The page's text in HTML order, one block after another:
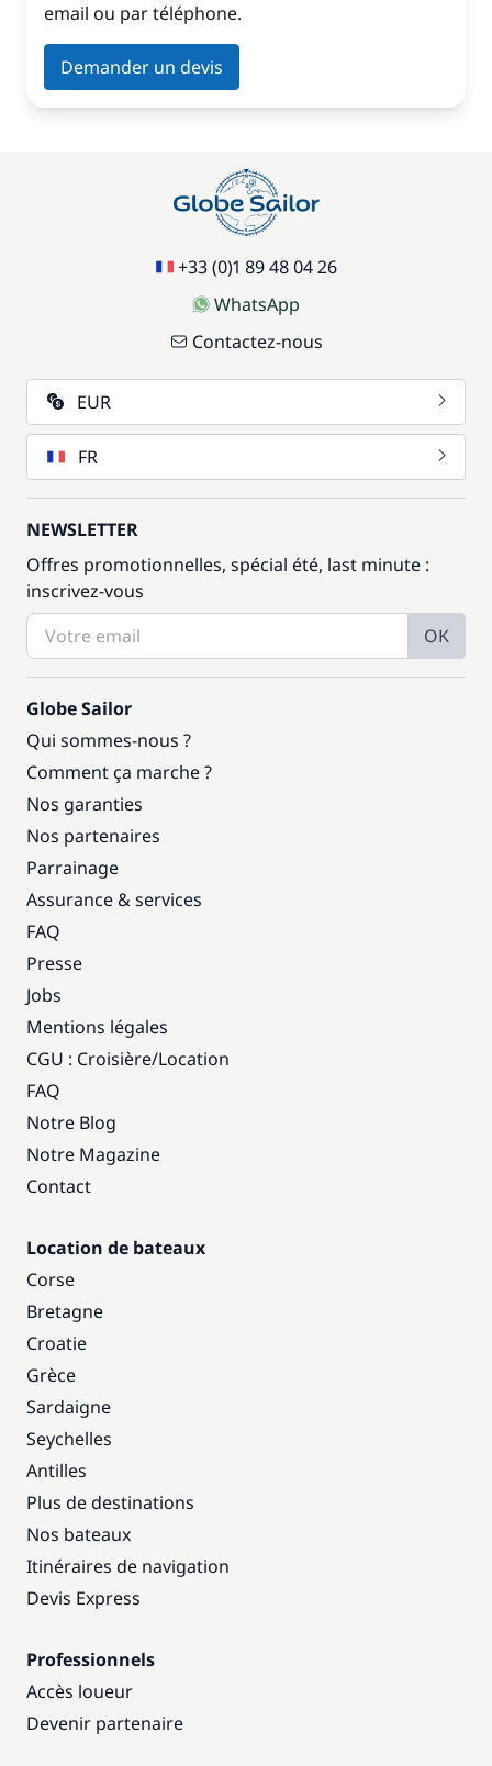
email ou par téléphone.
Demander un devis
+33 (0)1 89 48 04 26
WhatsApp
Contactez-nous
EUR
FR
NEWSLETTER
Offres promotionnelles, spécial été, last minute :
inscrivez-vous
OK
Globe Sailor
Qui sommes-nous ?
Comment ça marche ?
Nos garanties
Nos partenaires
Parrainage
Assurance & services
FAQ
Presse
Jobs
Mentions légales
CGU : Croisière/Location
FAQ
Notre Blog
Notre Magazine
Contact
Location de bateaux
Corse
Bretagne
Croatie
Grèce
Sardaigne
Seychelles
Antilles
Plus de destinations
Nos bateaux
Itinéraires de navigation
Devis Express
Professionnels
Accès loueur
Devenir partenaire